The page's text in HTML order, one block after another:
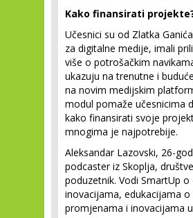
Kako finansirati
Učesnici su od Zlatka
za digitalne medije, imali
više o potrošačkim
ukazuju na trenutne i
na novim medijskim
modul pomaže učesnicima
kako finansirati svoje
mnogima je najpotrebije.
Aleksandar Lazovski, 26-
podcaster iz Skoplja,
poduzetnik. Vodi SmartUp o
inovacijama, edukacijama
promjenama i inovacijama